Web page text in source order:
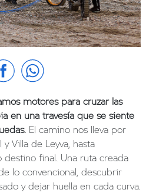
motores para cruzar las
en una travesía que se siente
El camino nos lleva por
Villa de Leyva, hasta
final. Una ruta creada
lo convencional, descubrir
y dejar huella en cada curva.